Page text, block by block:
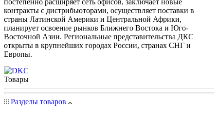
контракты с дистрибьюторами, осуществляет поставки в
страны Латинской Америки и Центральной Африки,
планирует освоение рынков Ближнего Востока и Юго-
Восточной Азии. Региональные представительства ДКС
открыты в крупнейших городах России, странах СНГ и
Европы.
Товары
Разделы товаров